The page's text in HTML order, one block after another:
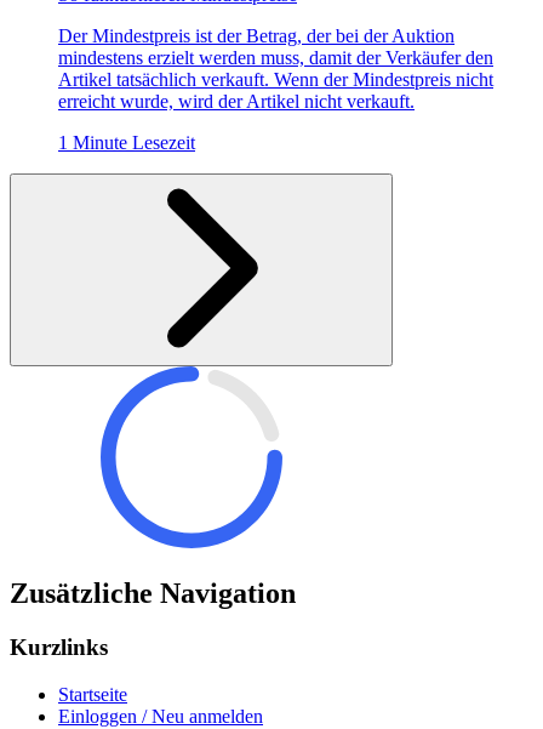
Der Mindestpreis ist der Betrag, der bei der Auktion
mindestens erzielt werden muss, damit der Verkäufer den
Artikel tatsächlich verkauft. Wenn der Mindestpreis nicht
erreicht wurde, wird der Artikel nicht verkauft.
1 Minute Lesezeit
Zusätzliche Navigation
Kurzlinks
Startseite
Einloggen / Neu anmelden